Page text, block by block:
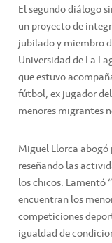
El segundo diálogo
un proyecto de
jubilado y miembro
Universidad de La
que estuvo
fútbol, ex jugador
menores migrantes
Miguel Llorca abogó
reseñando las
los chicos. Lamentó
encuentran los
competiciones
igualdad de